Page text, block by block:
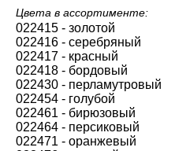
Цвета в ассортименте:
022415 - золотой
022416 - серебряный
022417 - красный
022418 - бордовый
022430 - перламутровый
022454 - голубой
022461 - бирюзовый
022464 - персиковый
022471 - оранжевый